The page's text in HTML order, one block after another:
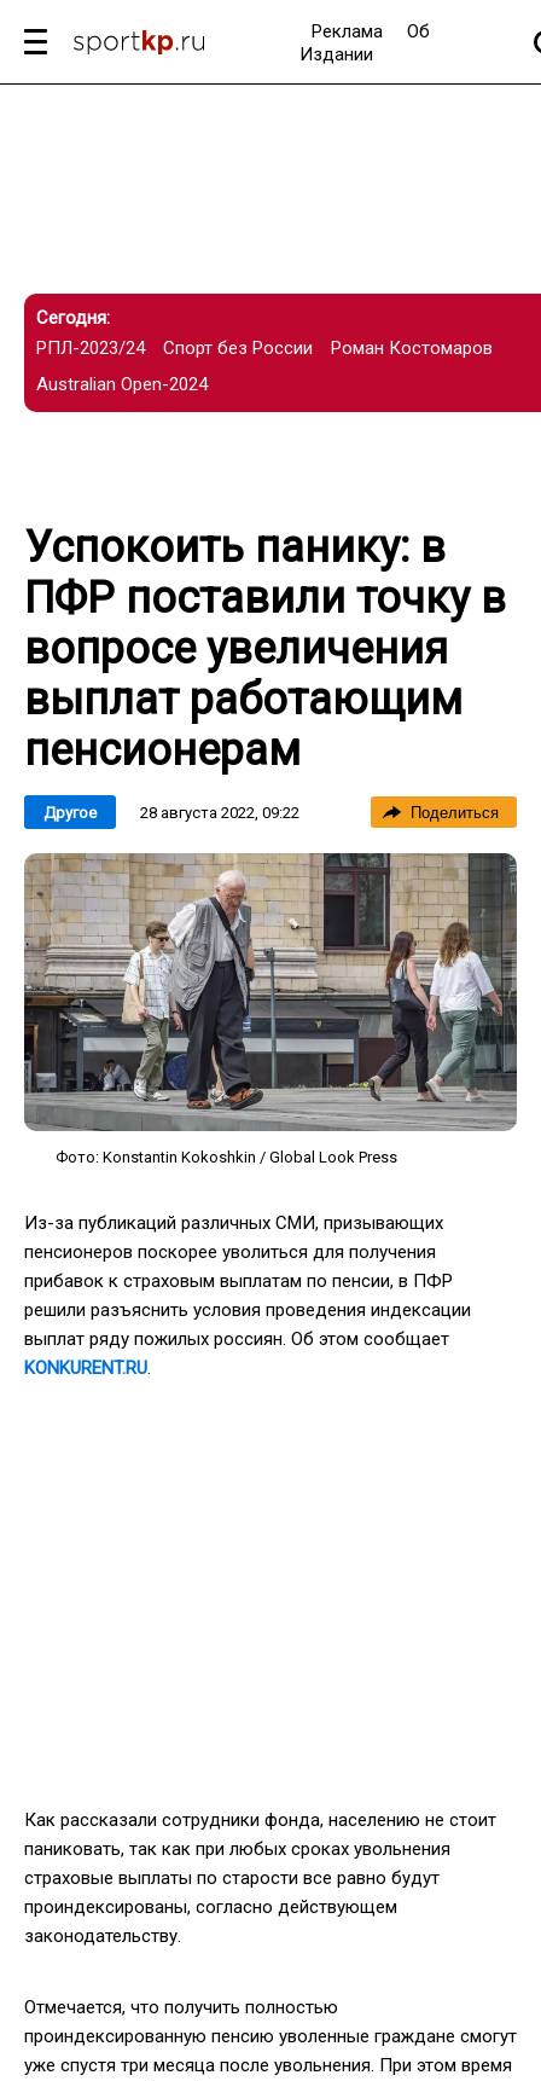
Реклама
Об
Издании
Сегодня:
РПЛ-2023/24
Спорт без России
Роман Костомаров
Australian Open-2024
Успокоить панику: в
ПФР поставили точку в
вопросе увеличения
выплат работающим
пенсионерам
Другое 28 августа 2022, 09:22 Поделиться
Фото: Konstantin Kokoshkin / Global Look Press
Из-за публикаций различных СМИ, призывающих
пенсионеров поскорее уволиться для получения
прибавок к страховым выплатам по пенсии, в ПФР
решили разъяснить условия проведения индексации
выплат ряду пожилых россиян. Об этом сообщает
KONKURENT.RU.
Как рассказали сотрудники фонда, населению не стоит
паниковать, так как при любых сроках увольнения
страховые выплаты по старости все равно будут
проиндексированы, согласно действующем
законодательству.
Отмечается, что получить полностью
проиндексированную пенсию уволенные граждане смогут
уже спустя три месяца после увольнения. При этом время